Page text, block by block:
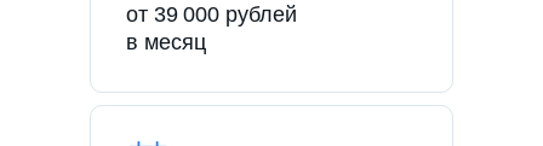
от 39 000 рублей
в месяц